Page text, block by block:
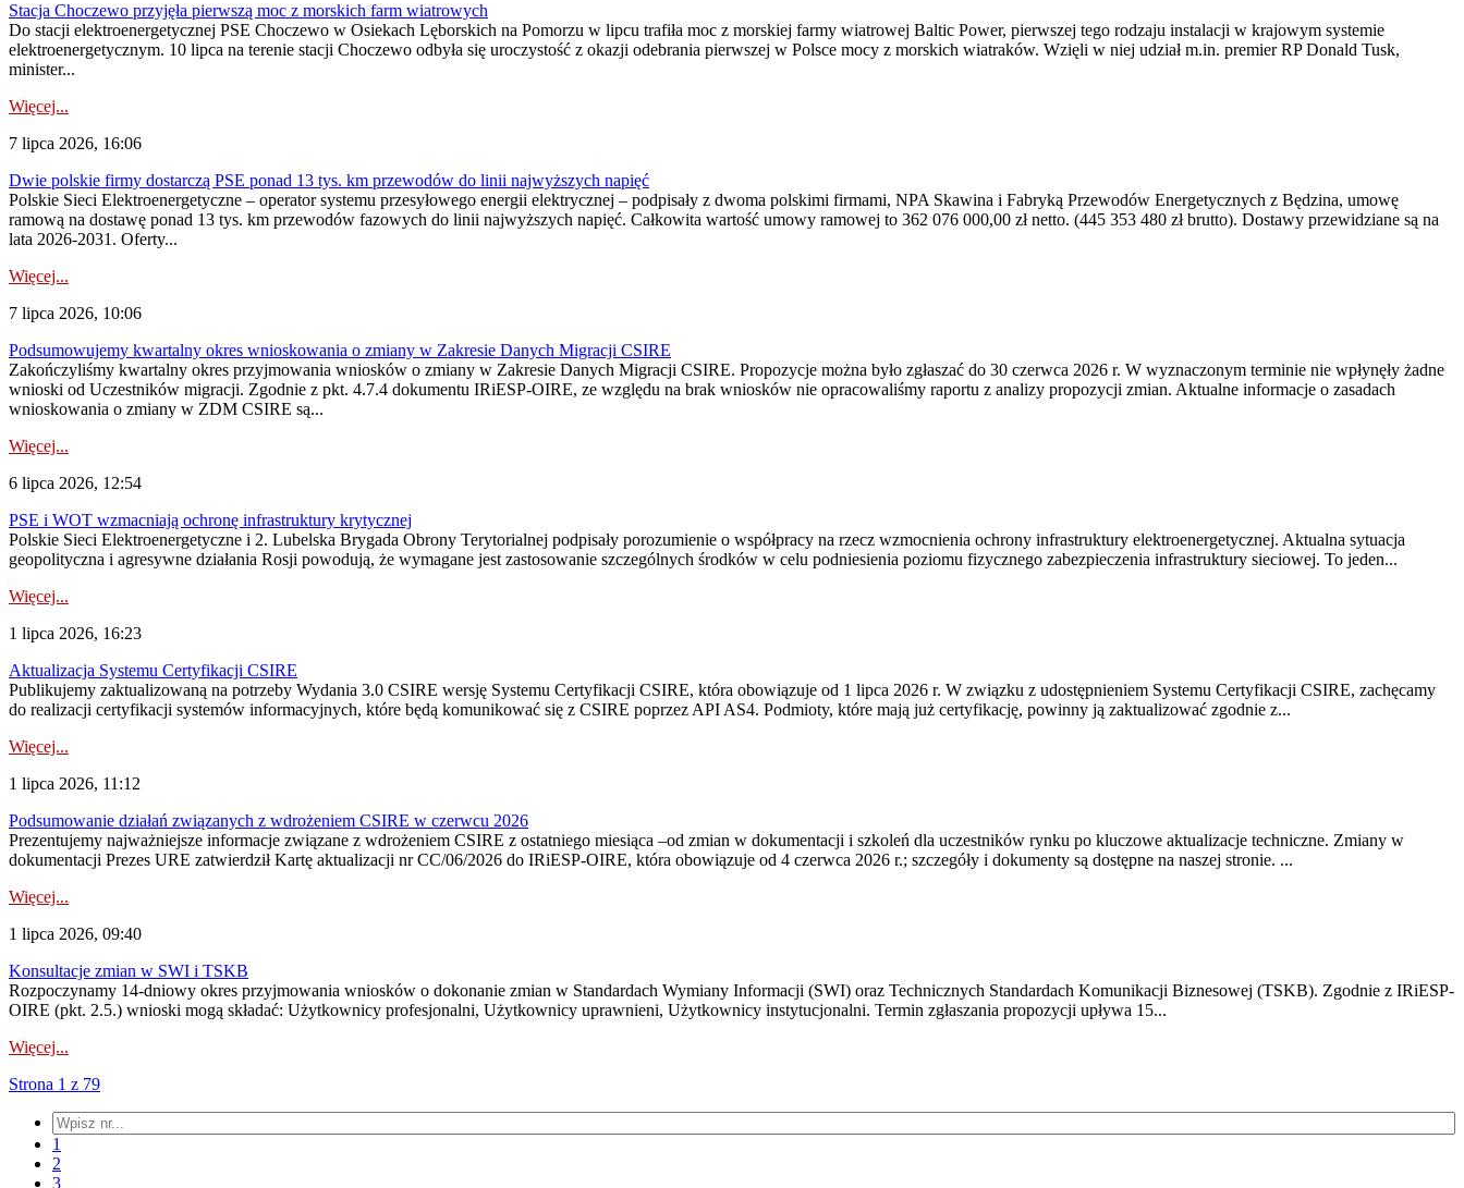
Stacja Choczewo przyjęła pierwszą moc z morskich farm wiatrowych
Do stacji elektroenergetycznej PSE Choczewo w Osiekach Lęborskich na Pomorzu w lipcu trafiła moc z morskiej farmy wiatrowej Baltic Power, pierwszej tego rodzaju instalacji w krajowym systemie
elektroenergetycznym. 10 lipca na terenie stacji Choczewo odbyła się uroczystość z okazji odebrania pierwszej w Polsce mocy z morskich wiatraków. Wzięli w niej udział m.in. premier RP Donald Tusk,
minister...
Więcej...
7 lipca 2026, 16:06
Dwie polskie firmy dostarczą PSE ponad 13 tys. km przewodów do linii najwyższych napięć
Polskie Sieci Elektroenergetyczne – operator systemu przesyłowego energii elektrycznej – podpisały z dwoma polskimi firmami, NPA Skawina i Fabryką Przewodów Energetycznych z Będzina, umowę
ramową na dostawę ponad 13 tys. km przewodów fazowych do linii najwyższych napięć. Całkowita wartość umowy ramowej to 362 076 000,00 zł netto. (445 353 480 zł brutto). Dostawy przewidziane są na
lata 2026-2031. Oferty...
Więcej...
7 lipca 2026, 10:06
Podsumowujemy kwartalny okres wnioskowania o zmiany w Zakresie Danych Migracji CSIRE
Zakończyliśmy kwartalny okres przyjmowania wniosków o zmiany w Zakresie Danych Migracji CSIRE. Propozycje można było zgłaszać do 30 czerwca 2026 r. W wyznaczonym terminie nie wpłynęły żadne
wnioski od Uczestników migracji. Zgodnie z pkt. 4.7.4 dokumentu IRiESP-OIRE, ze względu na brak wniosków nie opracowaliśmy raportu z analizy propozycji zmian. Aktualne informacje o zasadach
wnioskowania o zmiany w ZDM CSIRE są...
Więcej...
6 lipca 2026, 12:54
PSE i WOT wzmacniają ochronę infrastruktury krytycznej
Polskie Sieci Elektroenergetyczne i 2. Lubelska Brygada Obrony Terytorialnej podpisały porozumienie o współpracy na rzecz wzmocnienia ochrony infrastruktury elektroenergetycznej. Aktualna sytuacja
geopolityczna i agresywne działania Rosji powodują, że wymagane jest zastosowanie szczególnych środków w celu podniesienia poziomu fizycznego zabezpieczenia infrastruktury sieciowej. To jeden...
Więcej...
1 lipca 2026, 16:23
Aktualizacja Systemu Certyfikacji CSIRE
Publikujemy zaktualizowaną na potrzeby Wydania 3.0 CSIRE wersję Systemu Certyfikacji CSIRE, która obowiązuje od 1 lipca 2026 r. W związku z udostępnieniem Systemu Certyfikacji CSIRE, zachęcamy
do realizacji certyfikacji systemów informacyjnych, które będą komunikować się z CSIRE poprzez API AS4. Podmioty, które mają już certyfikację, powinny ją zaktualizować zgodnie z...
Więcej...
1 lipca 2026, 11:12
Podsumowanie działań związanych z wdrożeniem CSIRE w czerwcu 2026
Prezentujemy najważniejsze informacje związane z wdrożeniem CSIRE z ostatniego miesiąca –od zmian w dokumentacji i szkoleń dla uczestników rynku po kluczowe aktualizacje techniczne. Zmiany w
dokumentacji Prezes URE zatwierdził Kartę aktualizacji nr CC/06/2026 do IRiESP‑OIRE, która obowiązuje od 4 czerwca 2026 r.; szczegóły i dokumenty są dostępne na naszej stronie. ...
Więcej...
1 lipca 2026, 09:40
Konsultacje zmian w SWI i TSKB
Rozpoczynamy 14-dniowy okres przyjmowania wniosków o dokonanie zmian w Standardach Wymiany Informacji (SWI) oraz Technicznych Standardach Komunikacji Biznesowej (TSKB). Zgodnie z IRiESP-
OIRE (pkt. 2.5.) wnioski mogą składać: Użytkownicy profesjonalni, Użytkownicy uprawnieni, Użytkownicy instytucjonalni. Termin zgłaszania propozycji upływa 15...
Więcej...
Strona 1 z 79
1
2
3